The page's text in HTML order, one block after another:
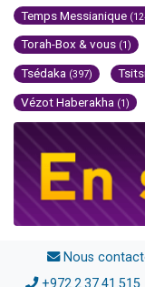
Temps Messianique
Torah-Box & vous (1)
Tsédaka (397)
Vézot Haberakha (1)
Nous
+972.2.37.41.515